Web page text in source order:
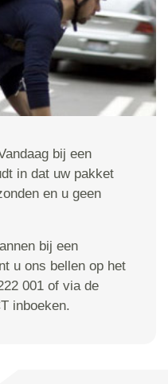
bij een
in dat uw pakket
en u geen
bij een
u ons bellen op het
001 of via de
inboeken.